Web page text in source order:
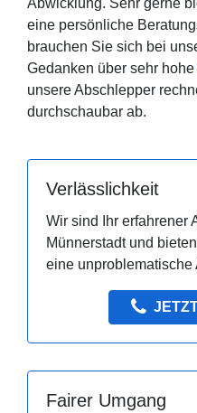
Abwicklung. Sehr gerne
eine persönliche
brauchen Sie sich bei
Gedanken über sehr hohe
unsere Abschlepper
durchschaubar ab.
Verlässlichkeit
Wir sind Ihr erfahrener
Münnerstadt und
eine unproblematische
Fairer Umgang